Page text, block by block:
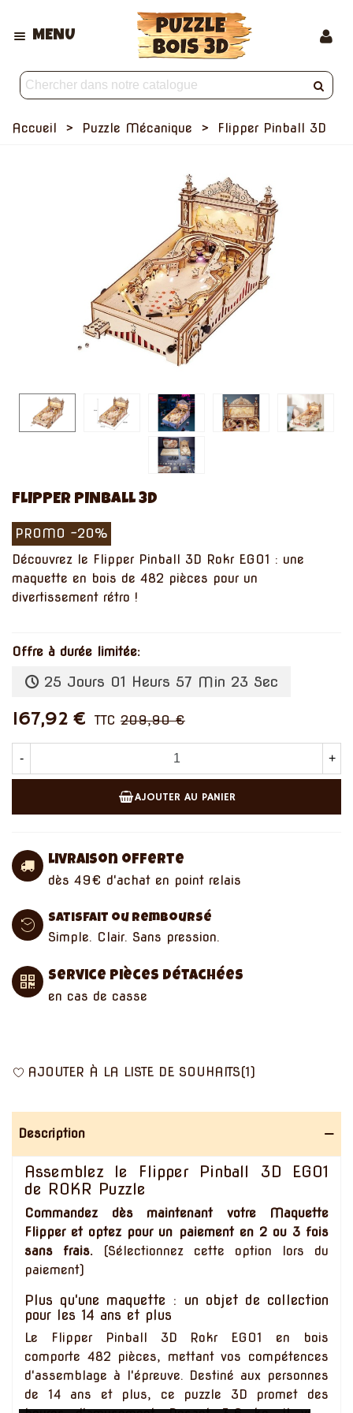
MENU
Accueil > Puzzle Mécanique > Flipper Pinball 3D
FLIPPER PINBALL 3D
PROMO -20%
Découvrez le Flipper Pinball 3D Rokr EG01 : une
maquette en bois de 482 pièces pour un
divertissement rétro !
Offre à durée limitée:
25 Jours 01 Heurs 57 Min 22 Sec
167,92 € TTC 209,90 €
- +
AJOUTER AU PANIER
Livraison offerte
dès 49€ d'achat en point relais
Satisfait ou remboursé
Simple. Clair. Sans pression.
Service pièces détachées
en cas de casse
AJOUTER À LA LISTE DE SOUHAITS(1)
Description
Assemblez le Flipper Pinball 3D EG01
de ROKR Puzzle
Commandez dès maintenant votre Maquette
Flipper et optez pour un paiement en 2 ou 3 fois
sans frais. (Sélectionnez cette option lors du
paiement)
Plus qu'une maquette : un objet de collection
pour les 14 ans et plus
Le Flipper Pinball 3D Rokr EG01 en bois
comporte 482 pièces, mettant vos compétences
d'assemblage à l'épreuve. Destiné aux personnes
de 14 ans et plus, ce puzzle 3D promet des